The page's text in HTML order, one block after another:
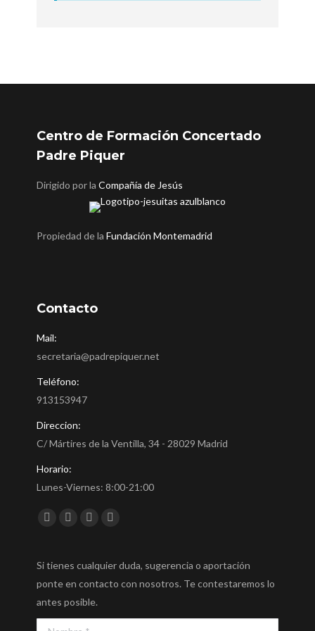
Centro de Formación Concertado
Padre Piquer
Dirigido por laCompañía de Jesús
Propiedad de laFundación Montemadrid
Contacto
Mail:
secretaria@padrepiquer.net
Teléfono:
913153947
Direccion:
C/ Mártires de la Ventilla, 34 - 28029 Madrid
Horario:
Lunes-Viernes: 8:00-21:00
Encuéntranos en:
Si tienes cualquier duda, sugerencia o aportación
ponte en contacto con nosotros. Te contestaremos lo
antes posible.